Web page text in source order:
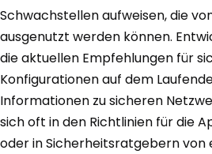
Schwachstellen aufweisen, die
ausgenutzt werden können.
die aktuellen Empfehlungen für
Konfigurationen auf dem
Informationen zu sicheren
sich oft in den Richtlinien für die
oder in Sicherheitsratgebern von